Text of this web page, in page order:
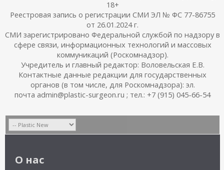
18+
Реестровая запись о регистрации СМИ ЭЛ № ФС 77-86755
от 26.01.2024 г.
СМИ зарегистрировано Федеральной службой по надзору в
сфере связи, информационных технологий и массовых
коммуникаций (Роскомнадзор).
Учредитель и главный редактор: Воловельская Е.В.
Контактные данные редакции для государственных
органов (в том числе, для Роскомнадзора): эл.
почта admin@plastic-surgeon.ru ; тел.: +7 (915) 045-66-54
О нас